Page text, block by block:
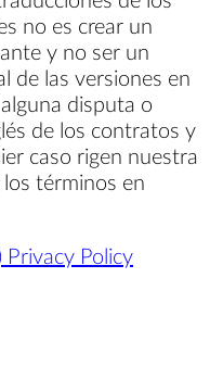
no es crear un
y no ser un
de las versiones en
disputa o
de los contratos y
caso rigen nuestra
términos en
Privacy Policy